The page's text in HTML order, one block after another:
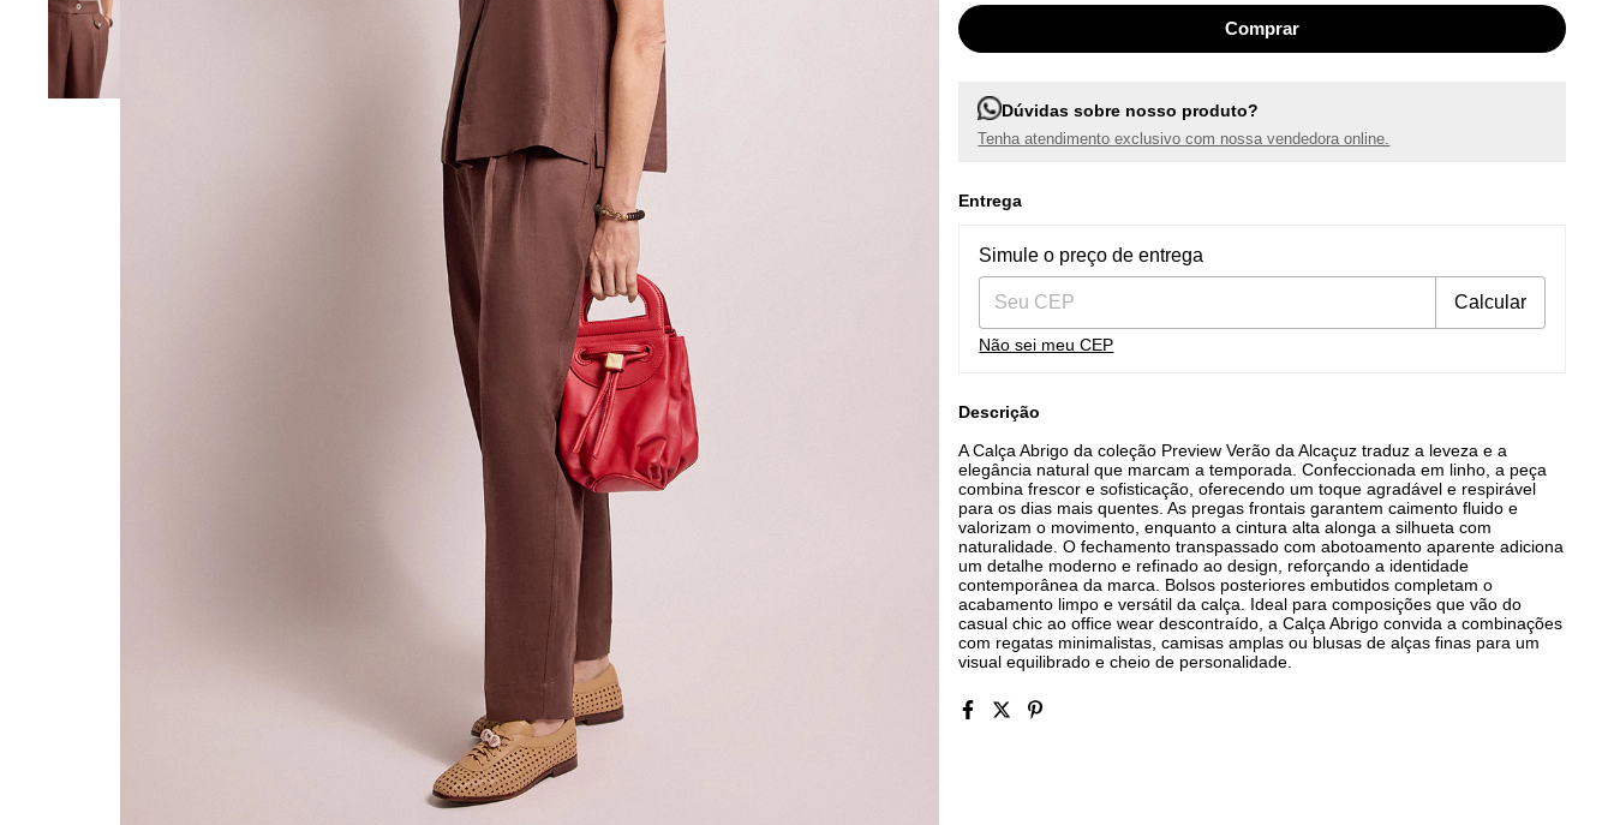
Dúvidas sobre nosso produto?
Tenha atendimento exclusivo com nossa vendedora online.
Entrega
Entregas para o CEP:
Simule o preço de entrega
Calcular
Não sei meu CEP
Descrição
A Calça Abrigo da coleção Preview Verão da Alcaçuz traduz a leveza e a
elegância natural que marcam a temporada. Confeccionada em linho, a peça
combina frescor e sofisticação, oferecendo um toque agradável e respirável
para os dias mais quentes. As pregas frontais garantem caimento fluido e
valorizam o movimento, enquanto a cintura alta alonga a silhueta com
naturalidade. O fechamento transpassado com abotoamento aparente adiciona
um detalhe moderno e refinado ao design, reforçando a identidade
contemporânea da marca. Bolsos posteriores embutidos completam o
acabamento limpo e versátil da calça. Ideal para composições que vão do
casual chic ao office wear descontraído, a Calça Abrigo convida a combinações
com regatas minimalistas, camisas amplas ou blusas de alças finas para um
visual equilibrado e cheio de personalidade.